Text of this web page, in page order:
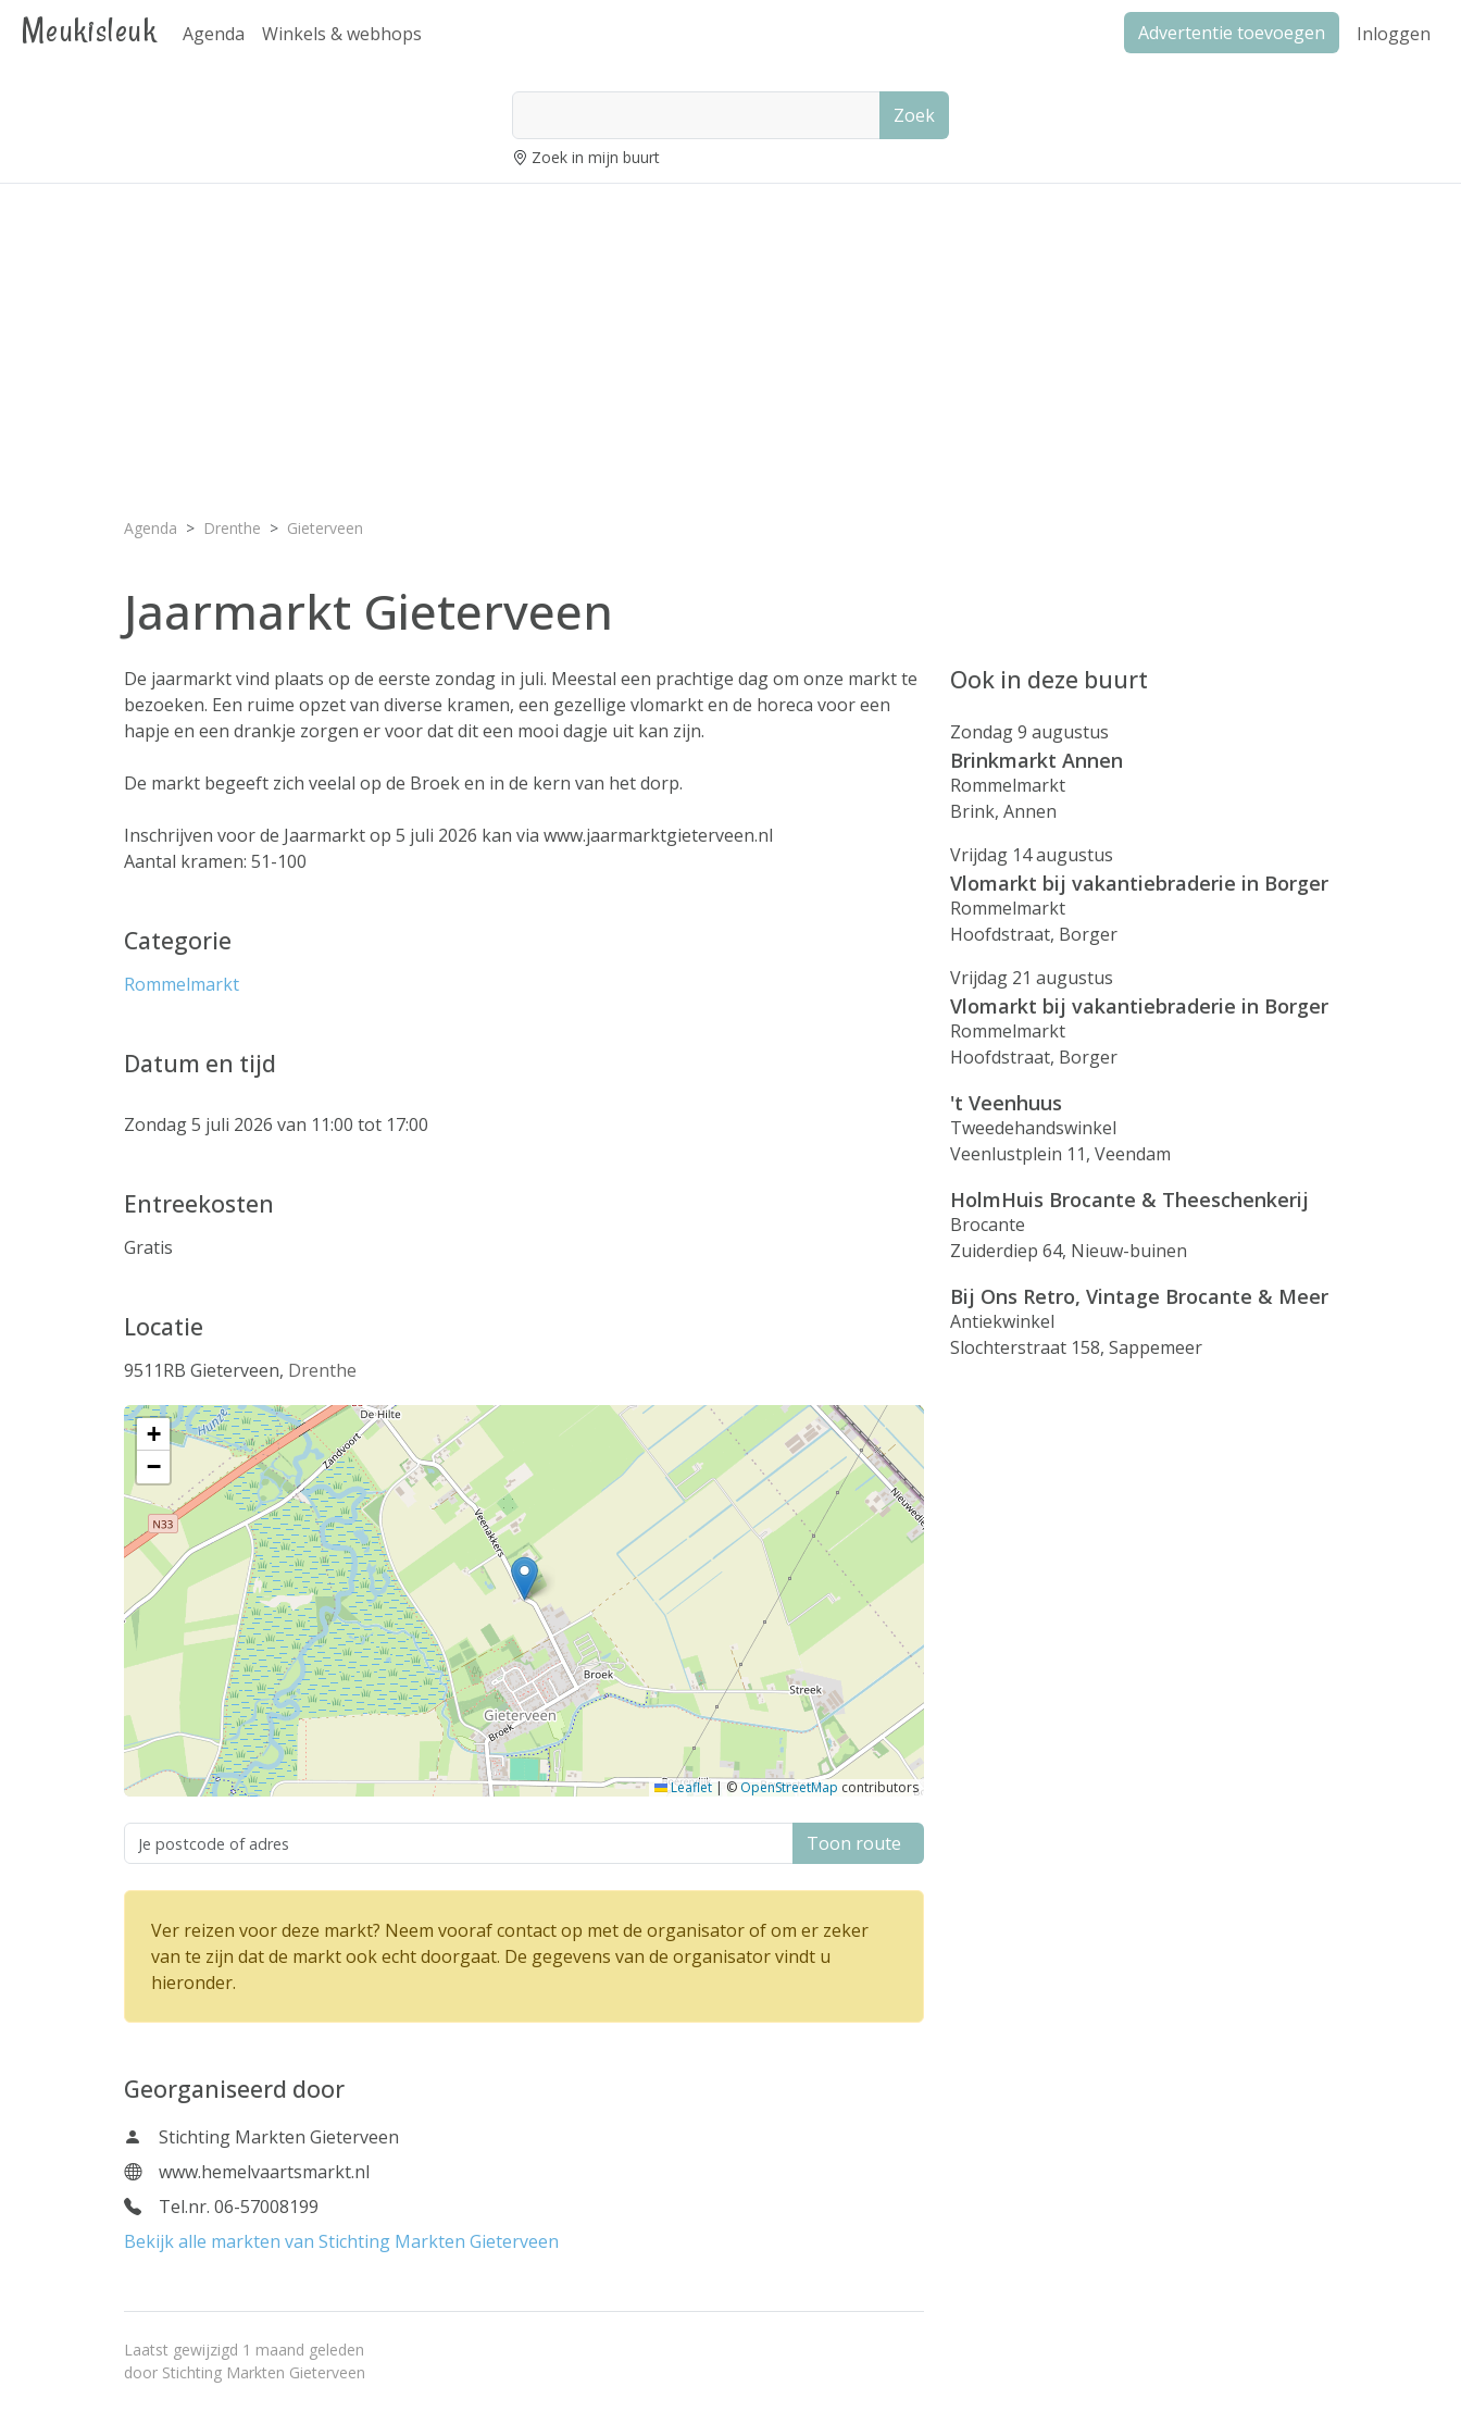
Meukisleuk Agenda Winkels & webhops Advertentie toevoegen Inloggen
Zoek
Zoek in mijn buurt
Agenda Drenthe Gieterveen
Jaarmarkt Gieterveen
De jaarmarkt vind plaats op de eerste zondag in juli. Meestal een prachtige dag om onze markt te
bezoeken. Een ruime opzet van diverse kramen, een gezellige vlomarkt en de horeca voor een
hapje en een drankje zorgen er voor dat dit een mooi dagje uit kan zijn.
De markt begeeft zich veelal op de Broek en in de kern van het dorp.
Inschrijven voor de Jaarmarkt op 5 juli 2026 kan via www.jaarmarktgieterveen.nl
Aantal kramen: 51-100
Categorie
Rommelmarkt
Datum en tijd
Zondag 5 juli 2026 van 11:00 tot 17:00
Entreekosten
Gratis
Locatie
9511RB Gieterveen, Drenthe
+
−
Leaflet | © OpenStreetMap contributors
Toon route
Ver reizen voor deze markt? Neem vooraf contact op met de organisator of om er zeker
van te zijn dat de markt ook echt doorgaat. De gegevens van de organisator vindt u
hieronder.
Georganiseerd door
Stichting Markten Gieterveen
www.hemelvaartsmarkt.nl
Tel.nr. 06-57008199
Bekijk alle markten van Stichting Markten Gieterveen
Laatst gewijzigd 1 maand geleden
door Stichting Markten Gieterveen
Ook in deze buurt
Zondag 9 augustus
Brinkmarkt Annen
Rommelmarkt
Brink, Annen
Vrijdag 14 augustus
Vlomarkt bij vakantiebraderie in Borger
Rommelmarkt
Hoofdstraat, Borger
Vrijdag 21 augustus
Vlomarkt bij vakantiebraderie in Borger
Rommelmarkt
Hoofdstraat, Borger
't Veenhuus
Tweedehandswinkel
Veenlustplein 11, Veendam
HolmHuis Brocante & Theeschenkerij
Brocante
Zuiderdiep 64, Nieuw-buinen
Bij Ons Retro, Vintage Brocante & Meer
Antiekwinkel
Slochterstraat 158, Sappemeer